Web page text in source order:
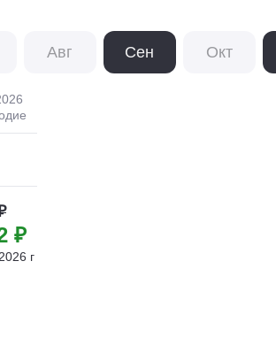
Авг Сен Окт
₽
2026 г